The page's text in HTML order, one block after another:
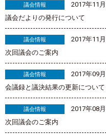
議会情報
2017年11
議会だよりの発行について
議会情報
2017年11
次回議会のご案内
議会情報
2017年09
会議録と議決結果の更新について
議会情報
2017年08
次回議会のご案内